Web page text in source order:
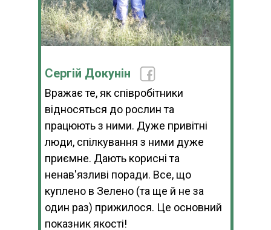
Сергій Докунін
Вражає те, як співробітники
відносяться до рослин та
працюють з ними. Дуже привітні
люди, спілкування з ними дуже
приємне. Дають корисні та
ненав'язливі поради. Все, що
куплено в Зелено (та ще й не за
один раз) прижилося. Це основний
показник якості!